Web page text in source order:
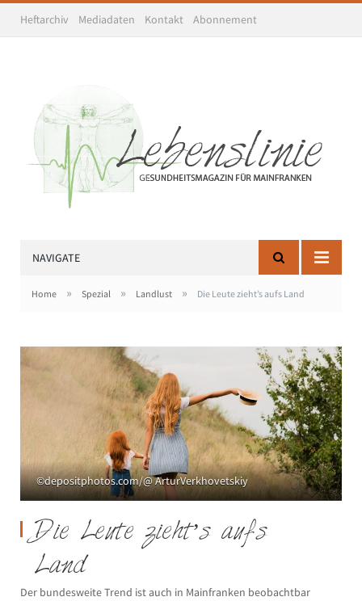
Heftarchiv Mediadaten Kontakt Abonnement
NAVIGATE
Home » Spezial » Landlust » Die Leute zieht’s aufs Land
©depositphotos.com/@ ArturVerkhovetskiy
Die Leute zieht’s aufs
Land
Der bundesweite Trend ist auch in Mainfranken beobachtbar